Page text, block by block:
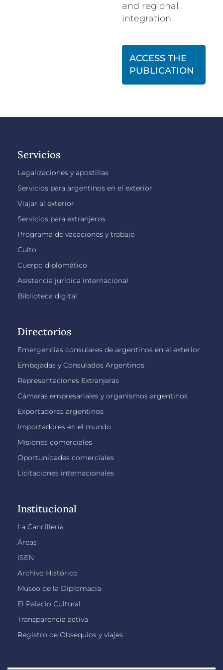
and regional
integration.
ACCESS THE
PUBLICATION
Servicios
Legalizaciones y apostillas
Servicios para argentinos en el exterior
Viajar al exterior
Servicios para extranjeros
Programa de vacaciones y trabajo
Culto
Cuerpo diplomático
Asistencia jurídica internacional
Biblioteca digital
Directorios
Emergencias consulares de argentinos en el exterior
Embajadas y Consulados Argentinos
Representaciones Extranjeras
Cámaras empresariales y organismos argentinos
Exportadores argentinos
Importadores en el mundo
Misiones comerciales
Oportunidades comerciales
Licitaciones internacionales
Institucional
La Cancillería
Áreas
ISEN
Archivo Histórico
Museo de la Diplomacia
El Palacio Cultural
Transparencia activa
Registro de Obsequios y viajes